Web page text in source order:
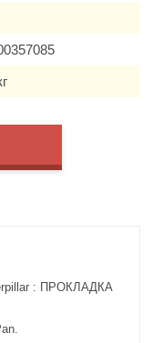
: ПРОКЛАДКА